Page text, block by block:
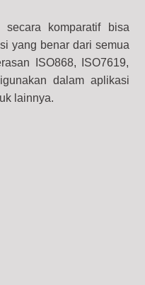
komparatif bisa
yang benar dari semua
ISO868, ISO7619,
dalam aplikasi
lainnya.